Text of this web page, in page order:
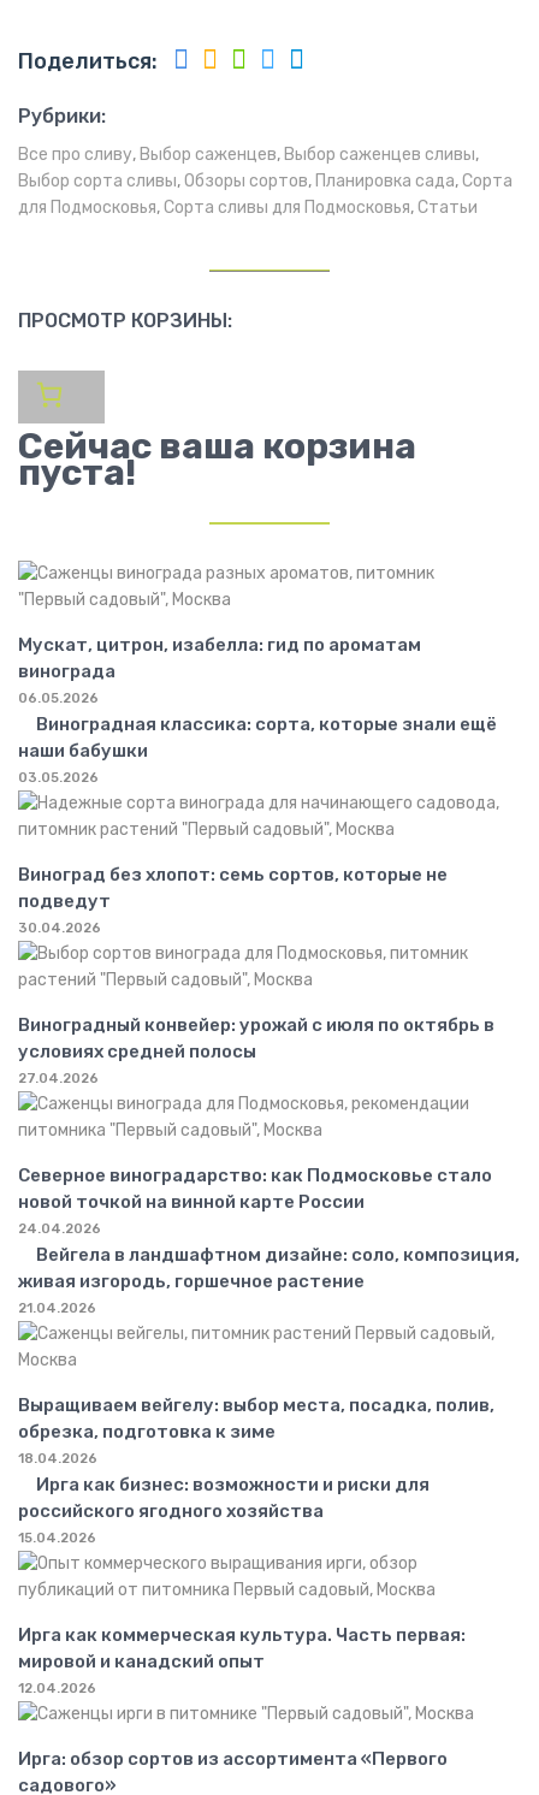
Поделиться:
Рубрики:
Все про сливу, Выбор саженцев, Выбор саженцев сливы,
Выбор сорта сливы,Обзоры сортов, Планировка сада,Сорта
для Подмосковья,Сорта сливы для Подмосковья,Статьи
ПРОСМОТР КОРЗИНЫ:
Сейчас ваша корзина
пуста!
Мускат, цитрон, изабелла: гид по ароматам
винограда
06.05.2026
Виноградная классика: сорта, которые знали ещё
наши бабушки
03.05.2026
Виноград без хлопот: семь сортов, которые не
подведут
30.04.2026
Виноградный конвейер: урожай с июля по октябрь в
условиях средней полосы
27.04.2026
Северное виноградарство: как Подмосковье стало
новой точкой на винной карте России
24.04.2026
Вейгела в ландшафтном дизайне: соло, композиция,
живая изгородь, горшечное растение
21.04.2026
Выращиваем вейгелу: выбор места, посадка, полив,
обрезка, подготовка к зиме
18.04.2026
Ирга как бизнес: возможности и риски для
российского ягодного хозяйства
15.04.2026
Ирга как коммерческая культура. Часть первая:
мировой и канадский опыт
12.04.2026
Ирга: обзор сортов из ассортимента «Первого
садового»